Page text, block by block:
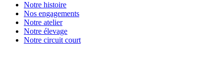
Notre histoire
Nos engagements
Notre atelier
Notre élevage
Notre circuit court